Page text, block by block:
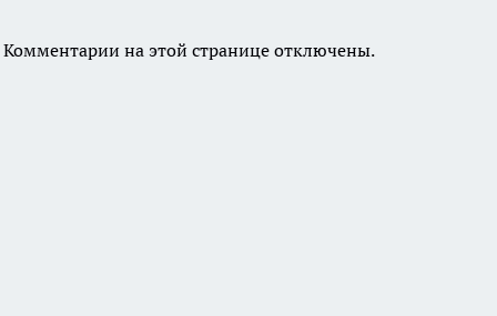
Комментарии на этой странице отключены.